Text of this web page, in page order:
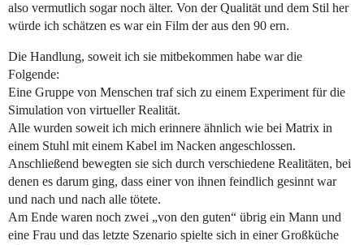
also vermutlich sogar noch älter. Von der Qualität und dem Stil her
würde ich schätzen es war ein Film der aus den 90 ern.
Die Handlung, soweit ich sie mitbekommen habe war die
Folgende:
Eine Gruppe von Menschen traf sich zu einem Experiment für die
Simulation von virtueller Realität.
Alle wurden soweit ich mich erinnere ähnlich wie bei Matrix in
einem Stuhl mit einem Kabel im Nacken angeschlossen.
Anschließend bewegten sie sich durch verschiedene Realitäten, bei
denen es darum ging, dass einer von ihnen feindlich gesinnt war
und nach und nach alle tötete.
Am Ende waren noch zwei „von den guten“ übrig ein Mann und
eine Frau und das letzte Szenario spielte sich in einer Großküche